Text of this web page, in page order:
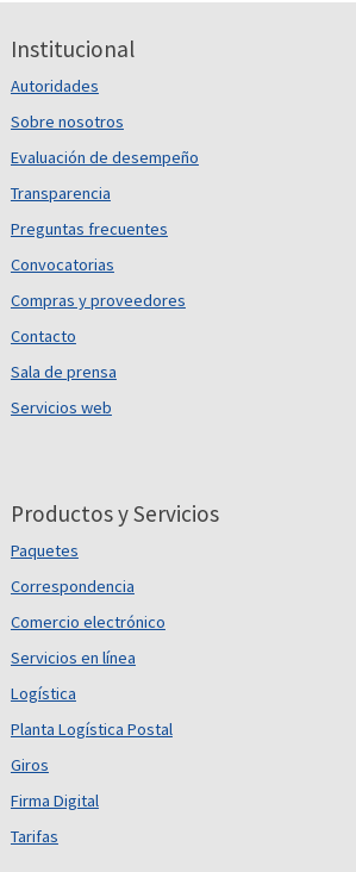
Institucional
Autoridades
Sobre nosotros
Evaluación de desempeño
Transparencia
Preguntas frecuentes
Convocatorias
Compras y proveedores
Contacto
Sala de prensa
Servicios web
Productos y Servicios
Paquetes
Correspondencia
Comercio electrónico
Servicios en línea
Logística
Planta Logística Postal
Giros
Firma Digital
Tarifas